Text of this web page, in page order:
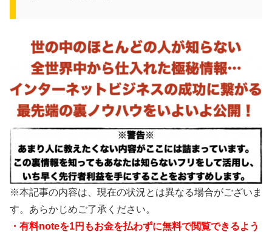
※本記事の内容は、現在の状況とは異なる場合がございま
す。あらかじめご了承ください。
・有料noteを1円もお金を払わずに無料で閲覧できるよう